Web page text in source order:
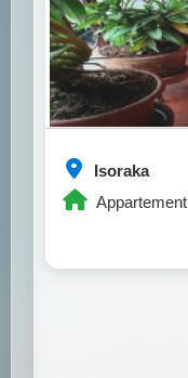
Isoraka